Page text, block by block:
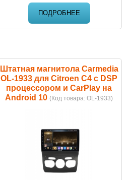
ПОДРОБНЕЕ
Штатная магнитола Carmedia
OL-1933 для Citroen C4 с DSP
процессором и CarPlay на
Android 10 (Код товара: OL-1933)